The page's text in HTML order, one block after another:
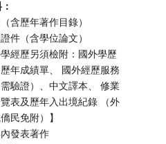
含歷年著作目錄）
件（含學位論文）
學經歷另須檢附：國外學歷
年成績單、 國外經歷服務
驗證）、中文譯本、 修業
表及歷年入出境紀錄 （外
民免附）】
發表著作